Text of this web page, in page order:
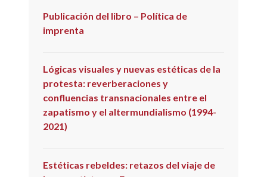
Publicación del libro – Política de
imprenta
Lógicas visuales y nuevas estéticas de la
protesta: reverberaciones y
confluencias transnacionales entre el
zapatismo y el altermundialismo (1994-
2021)
Estéticas rebeldes: retazos del viaje de